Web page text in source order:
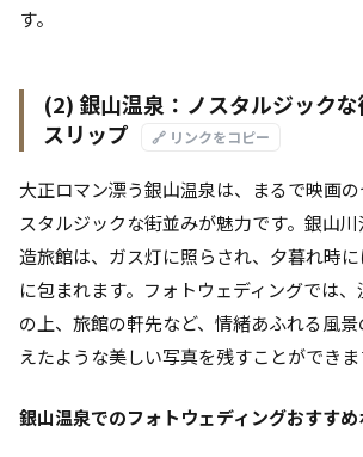
す。
(2) 銀山温泉：ノスタルジック
スリップ
🔗 リンクをコピー
大正ロマン漂う銀山温泉は、まるで映画
スタルジックな街並みが魅力です。銀山
造旅館は、ガス灯に照らされ、夕暮れ時
に包まれます。フォトウェディングでは
の上、旅館の軒先など、情緒あふれる風
えたような美しい写真を残すことができま
銀山温泉でのフォトウェディングおすすめ